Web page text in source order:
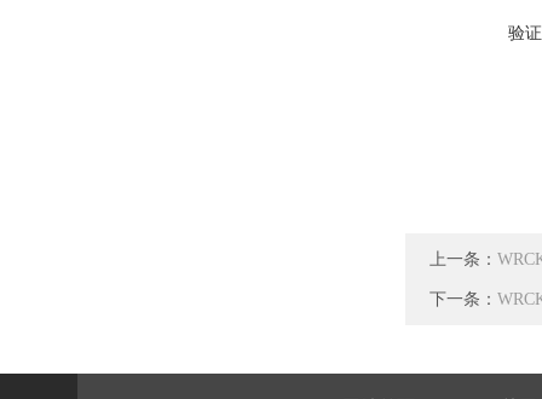
验
上一条：
下一条：